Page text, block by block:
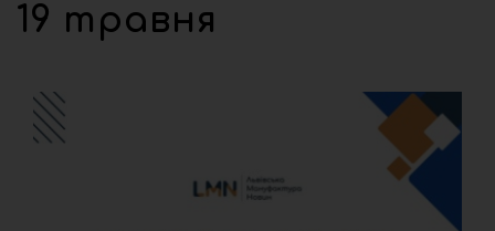
19 травня